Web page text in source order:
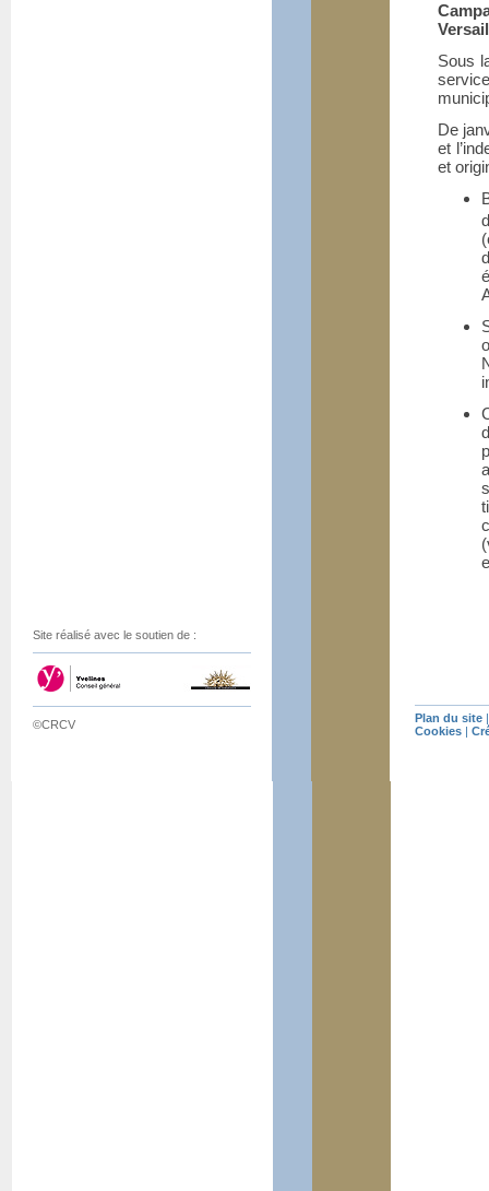
Sous
De
et
et
Site réalisé avec le soutien de :
©CRCV Plan du site
Cookies |